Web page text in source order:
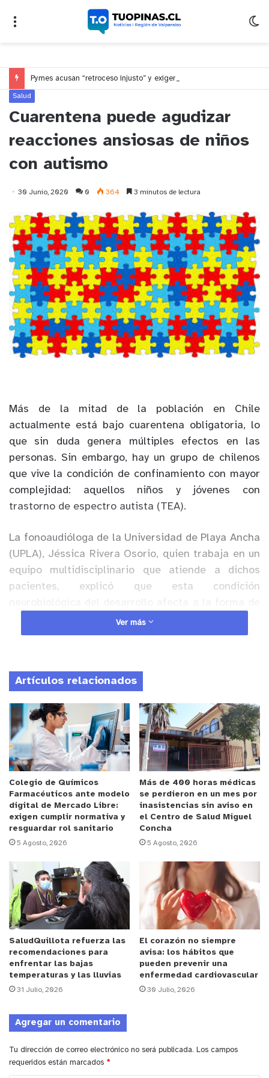
Salud
Cuarentena puede agudizar
reacciones ansiosas de niños
con autismo
30 Junio, 2020 0 364 3 minutos de lectura
Más de la mitad de la población en Chile
actualmente está bajo cuarentena obligatoria, lo
que sin duda genera múltiples efectos en las
personas. Sin embargo, hay un grupo de chilenos
que vive la condición de confinamiento con mayor
complejidad: aquellos niños y jóvenes con
trastorno de espectro autista (TEA).
La fonoaudióloga de la Universidad de Playa Ancha
(UPLA), Jéssica Rivera Osorio, quien trabaja en un
equipo multidisciplinario que atiende a dichos
pacientes, explicó que esta condición
comunicarse e interactuar con los demás. Otra
característica es el comportamiento estereotipado
Anuncio Patrocinado
La profesional sostuvo además que este trastorno
se expresa en distintos grados de severidad,
incluyendo en el espectro a los niños con síndrome
de asperger, autistas y el trastorno generalizado
del desarrollo. Se trata de una condición que
afecta a uno de cada 70 niños y jóvenes de
nuestro país, aproximadamente.
“Dificultad para comunicarse e interactuar con
verbales, como acceso restringido al vocabulario,
o un discurso o comprender el lenguaje figurado
y/o también en las habilidades no verbales, como
Ver más
Artículos relacionados
Colegio de Químicos
Farmacéuticos ante modelo
digital de Mercado Libre:
exigen cumplir normativa y
resguardar rol sanitario
5 Agosto, 2026
Más de 400 horas médicas
se perdieron en un mes por
inasistencias sin aviso en
el Centro de Salud Miguel
Concha
5 Agosto, 2026
SaludQuillota refuerza las
recomendaciones para
enfrentar las bajas
temperaturas y las lluvias
31 Julio, 2026
El corazón no siempre
avisa: los hábitos que
pueden prevenir una
enfermedad cardiovascular
30 Julio, 2026
Agregar un comentario
Tu dirección de correo electrónico no será publicada. Los campos
requeridos están marcados *